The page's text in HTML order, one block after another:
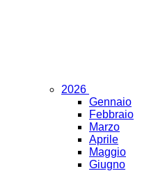
2026
Gennaio
Febbraio
Marzo
Aprile
Maggio
Giugno